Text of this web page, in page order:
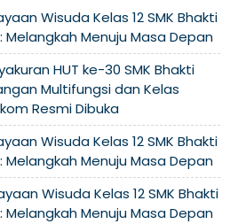
Wisuda Kelas 12 SMK Bhakti
Melangkah Menuju Masa Depan
HUT ke-30 SMK Bhakti
Multifungsi dan Kelas
Resmi Dibuka
Wisuda Kelas 12 SMK Bhakti
Melangkah Menuju Masa Depan
Wisuda Kelas 12 SMK Bhakti
Melangkah Menuju Masa Depan